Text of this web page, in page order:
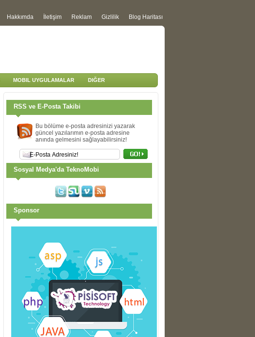
Hakkımda İletişim Reklam Gizlilik Blog Haritası
MOBIL UYGULAMALAR DIĞER
RSS ve E-Posta Takibi
Bu bölüme e-posta adresinizi yazarak
güncel yazılarımın e-posta adresine
anında gelmesini sağlayabilirsiniz!
Sosyal Medya'da TeknoMobi
Sponsor